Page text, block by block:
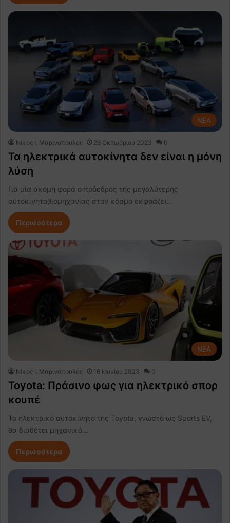
NEA
Nίκος Ι. Mαρινόπουλος 28 Οκτωβρίου 2023 0
Τα ηλεκτρικά αυτοκίνητα δεν είναι η μόνη
λύση
Για μία ακόμη φορά ο πρόεδρος της μεγαλύτερης
αυτοκινητοβιομηχανίας στον κόσμο εκφράζει…
Περισσότερα
NEA
Nίκος Ι. Mαρινόπουλος 16 Ιουνίου 2023 0
Toyota: Πράσινο φως για ηλεκτρικό σπορ
κουπέ
Το ηλεκτρικό αυτοκίνητο της Toyota, γνωστό ως Sports EV,
θα διαθέτει μηχανικό…
Περισσότερα